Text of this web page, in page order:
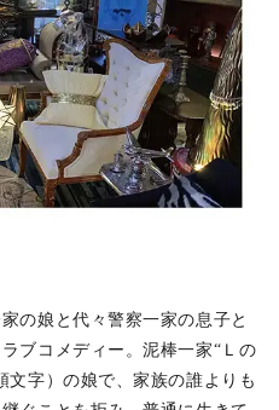
の娘と代々警察一家の息子と
ブコメディー。泥棒一家“Ｌの
文字）の娘で、家族の誰よりも